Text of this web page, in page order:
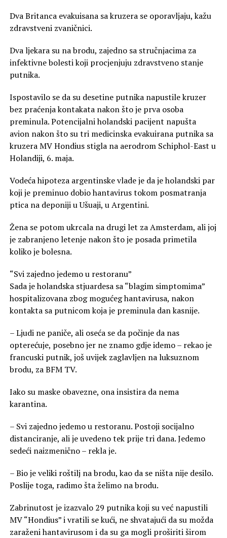
Dva Britanca evakuisana sa kruzera se oporavljaju, kažu
zdravstveni zvaničnici.
Dva ljekara su na brodu, zajedno sa stručnjacima za
infektivne bolesti koji procjenjuju zdravstveno stanje
putnika.
Ispostavilo se da su desetine putnika napustile kruzer
bez praćenja kontakata nakon što je prva osoba
preminula. Potencijalni holandski pacijent napušta
avion nakon što su tri medicinska evakuirana putnika sa
kruzera MV Hondius stigla na aerodrom Schiphol-East u
Holandiji, 6. maja.
Vodeća hipoteza argentinske vlade je da je holandski par
koji je preminuo dobio hantavirus tokom posmatranja
ptica na deponiji u Ušuaji, u Argentini.
Žena se potom ukrcala na drugi let za Amsterdam, ali joj
je zabranjeno letenje nakon što je posada primetila
koliko je bolesna.
“Svi zajedno jedemo u restoranu”
Sada je holandska stjuardesa sa “blagim simptomima”
hospitalizovana zbog mogućeg hantavirusa, nakon
kontakta sa putnicom koja je preminula dan kasnije.
– Ljudi ne paniče, ali oseća se da počinje da nas
opterećuje, posebno jer ne znamo gdje idemo – rekao je
francuski putnik, još uvijek zaglavljen na luksuznom
brodu, za BFM TV.
Iako su maske obavezne, ona insistira da nema
karantina.
– Svi zajedno jedemo u restoranu. Postoji socijalno
distanciranje, ali je uvedeno tek prije tri dana. Jedemo
sedeći naizmenično – rekla je.
– Bio je veliki roštilj na brodu, kao da se ništa nije desilo.
Poslije toga, radimo šta želimo na brodu.
Zabrinutost je izazvalo 29 putnika koji su već napustili
MV “Hondius” i vratili se kući, ne shvatajući da su možda
zaraženi hantavirusom i da su ga mogli proširiti širom